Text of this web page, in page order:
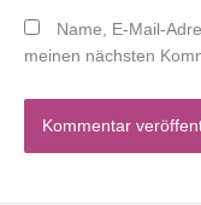
Name, E-Mail-
meinen nächsten